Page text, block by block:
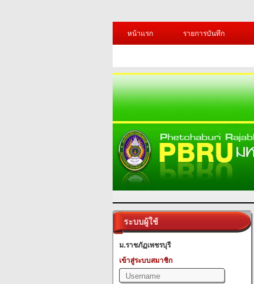
หน้าแรก
รายการบันทึก
ระบบผู้ใช้
ม.ราชภัฏเพชรบุรี
เข้าสู่ระบบสมาชิก